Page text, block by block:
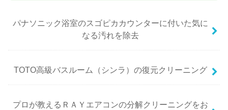
パナソニック浴室のスゴピカカウンターに付いた気に
なる汚れを除去
TOTO高級バスルーム（シンラ）の復元クリーニング
プロが教えるＲＡＹエアコンの分解クリーニングをお